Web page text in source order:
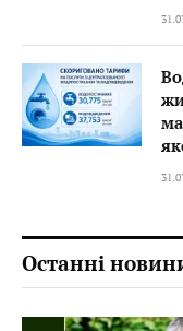
Останні